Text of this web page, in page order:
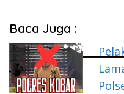
Baca Juga :